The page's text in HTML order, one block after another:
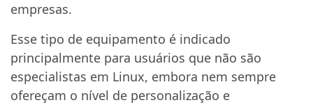
empresas.
Esse tipo de equipamento é indicado
principalmente para usuários que não são
especialistas em Linux, embora nem sempre
ofereçam o nível de personalização e